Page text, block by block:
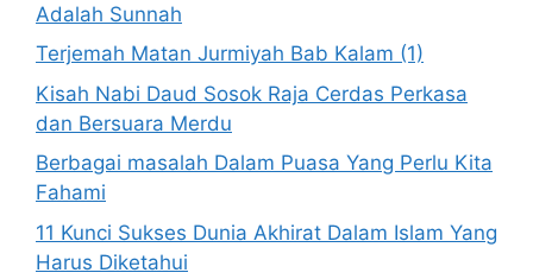
Adalah Sunnah
Terjemah Matan Jurmiyah Bab Kalam (1)
Kisah Nabi Daud Sosok Raja Cerdas Perkasa
dan Bersuara Merdu
Berbagai masalah Dalam Puasa Yang Perlu Kita
Fahami
11 Kunci Sukses Dunia Akhirat Dalam Islam Yang
Harus Diketahui